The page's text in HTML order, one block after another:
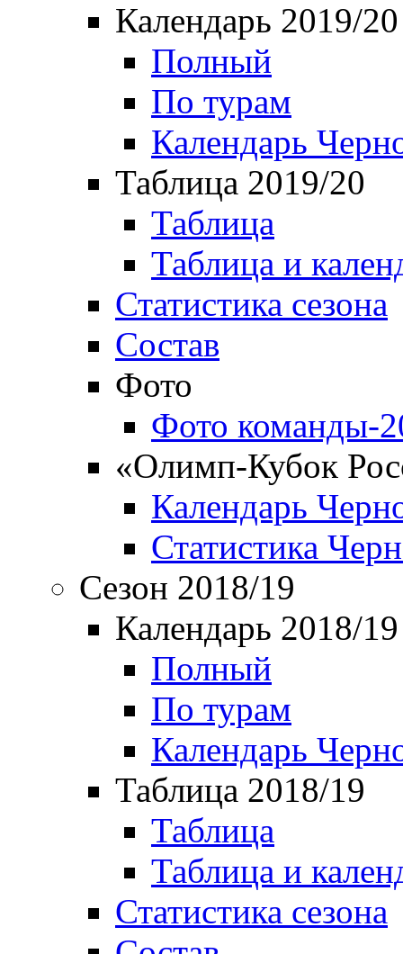
Календарь 2019/20
Полный
По турам
Календарь
Таблица 2019/20
Таблица
Таблица и
Статистика сезона
Состав
Фото
Фото команды-
«Олимп-Кубок
Календарь
Статистика
Сезон 2018/19
Календарь 2018/19
Полный
По турам
Календарь
Таблица 2018/19
Таблица
Таблица и
Статистика сезона